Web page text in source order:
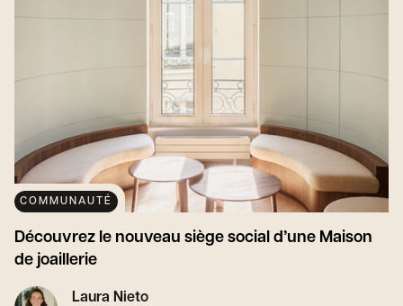
COMMUNAUTÉ
Découvrez le nouveau siège social d’une Maison
de joaillerie
Laura Nieto